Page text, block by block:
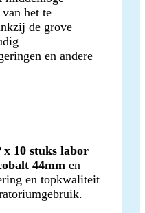
het te
de grove
en andere
10 stuks labor
44mm en
en topkwaliteit